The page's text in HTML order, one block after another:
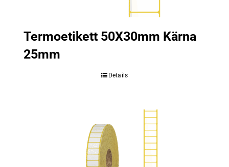
Termoetikett 50X30mm Kärna
25mm
Details